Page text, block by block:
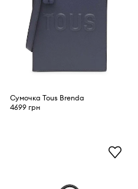
Сумочка Tous Brenda
4699 грн